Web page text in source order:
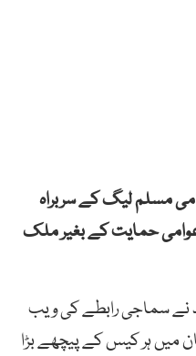
مسلم لیگ کے سربراہ
حمایت کے بغیر ملک
نے سماجی رابطے کی ویب
میں ہر کیس کے پیچھے بڑا